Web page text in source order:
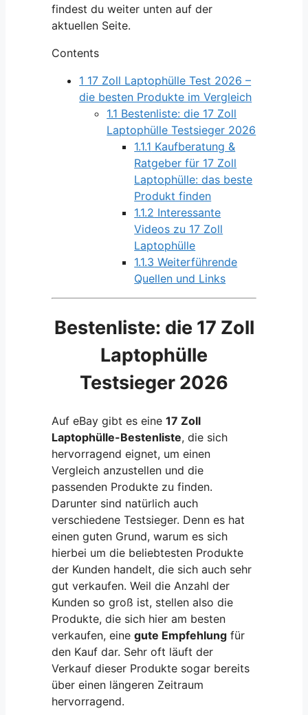
findest du weiter unten auf der
aktuellen Seite.
Contents
1 17 Zoll Laptophülle Test 2026 –
die besten Produkte im Vergleich
1.1 Bestenliste: die 17 Zoll
Laptophülle Testsieger 2026
1.1.1 Kaufberatung &
Ratgeber für 17 Zoll
Laptophülle: das beste
Produkt finden
1.1.2 Interessante
Videos zu 17 Zoll
Laptophülle
1.1.3 Weiterführende
Quellen und Links
Bestenliste: die 17 Zoll
Laptophülle
Testsieger 2026
Auf eBay gibt es eine17 Zoll
Laptophülle-Bestenliste, die sich
hervorragend eignet, um einen
Vergleich anzustellen und die
passenden Produkte zu finden.
Darunter sind natürlich auch
verschiedene Testsieger. Denn es hat
einen guten Grund, warum es sich
hierbei um die beliebtesten Produkte
der Kunden handelt, die sich auch sehr
gut verkaufen. Weil die Anzahl der
Kunden so groß ist, stellen also die
Produkte, die sich hier am besten
verkaufen, einegute Empfehlung für
den Kauf dar. Sehr oft läuft der
Verkauf dieser Produkte sogar bereits
über einen längeren Zeitraum
hervorragend.